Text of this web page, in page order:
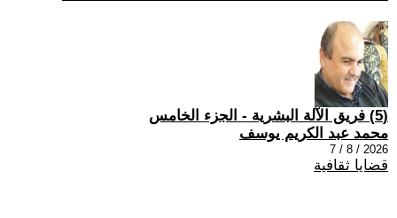
(5) فريق الآلة البشرية - الجزء الخامس
محمد عبد الكريم يوسف
2026 / 8 / 7
قضايا ثقافية